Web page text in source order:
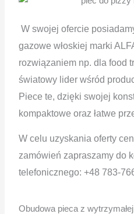
W swojej ofercie
gazowe włoskiej marki
rozwiązaniem np. dla food
światowy lider wśród
Piece te, dzięki swojej
kompaktowe oraz łatwe
W celu uzyskania oferty
zamówień zapraszamy do
telefonicznego:+48 783-
Obudowa pieca z